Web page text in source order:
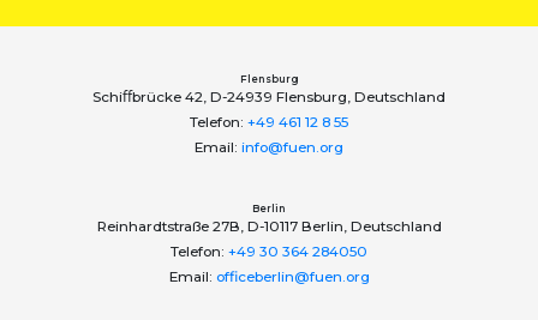
Flensburg
Schiﬀbrücke 42, D-24939 Flensburg, Deutschland
Telefon: +49 461 12 8 55
Email: info@fuen.org
Berlin
Reinhardtstraße 27B, D-10117 Berlin, Deutschland
Telefon: +49 30 364 284050
Email: officeberlin@fuen.org